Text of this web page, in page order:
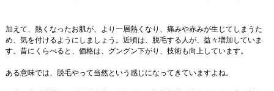
加えて、熱くなったお肌が、より一層熱くなり、痛みや赤みが生じてしまうた
め、気を付けるようにしましょう。近頃は、脱毛する人が、益々増加していま
す。昔にくらべると、価格は、グングン下がり、技術も向上しています。
ある意味では、脱毛やって当然という感じになってきていますよね。